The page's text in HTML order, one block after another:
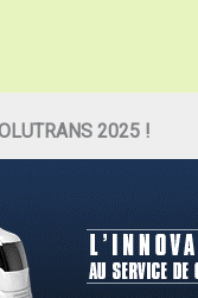
2025 !